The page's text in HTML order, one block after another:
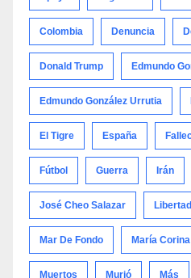
Colombia Denuncia
Donald Trump Edmundo
Edmundo González Urrutia
El Tigre España
Fútbol Guerra Irán
José Cheo Salazar Libertad
Mar De Fondo María
Muertos Murió Más